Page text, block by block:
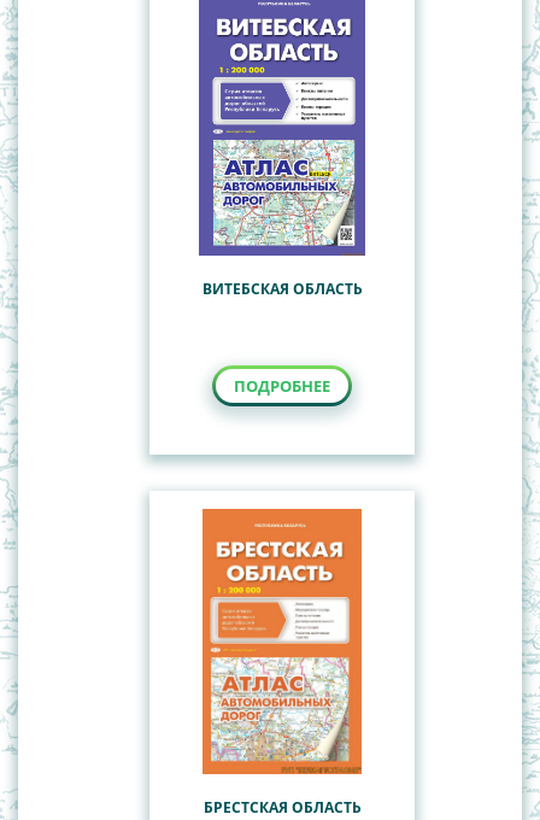
ВИТЕБСКАЯ ОБЛАСТЬ
ПОДРОБНЕЕ
БРЕСТСКАЯ ОБЛАСТЬ